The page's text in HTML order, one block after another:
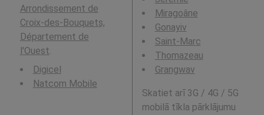
Arrondissement de
Croix-des-Bouquets,
Département de
l'Ouest.
Digicel
Natcom Mobile
Miragoâne
Gonayiv
Saint-Marc
Thomazeau
Grangwav
Skatiet arī 3G / 4G / 5G
mobilā tīkla pārklājumu